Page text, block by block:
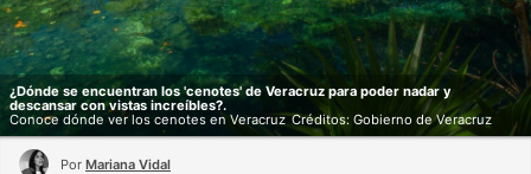
¿Dónde se encuentran los 'cenotes' de Veracruz para poder nadar y
descansar con vistas increíbles?.
Conoce dónde ver los cenotes en Veracruz Créditos: Gobierno de Veracruz
Por Mariana Vidal